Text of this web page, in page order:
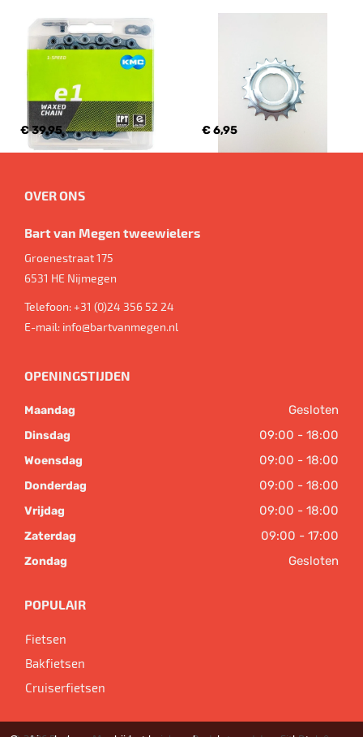
€ 39,95 € 6,95
OVER ONS
Bart van Megen tweewielers
Groenestraat 175
6531 HE Nijmegen
Telefoon:+31 (0)24 356 52 24
E-mail: info@bartvanmegen.nl
OPENINGSTIJDEN
Maandag Gesloten
Dinsdag 09:00 - 18:00
Woensdag 09:00 - 18:00
Donderdag 09:00 - 18:00
Vrijdag 09:00 - 18:00
Zaterdag 09:00 - 17:00
Zondag Gesloten
POPULAIR
Fietsen
Bakfietsen
Cruiserfietsen